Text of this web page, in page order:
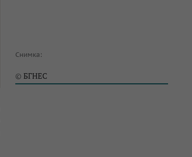
Снимка:
© БГНЕС